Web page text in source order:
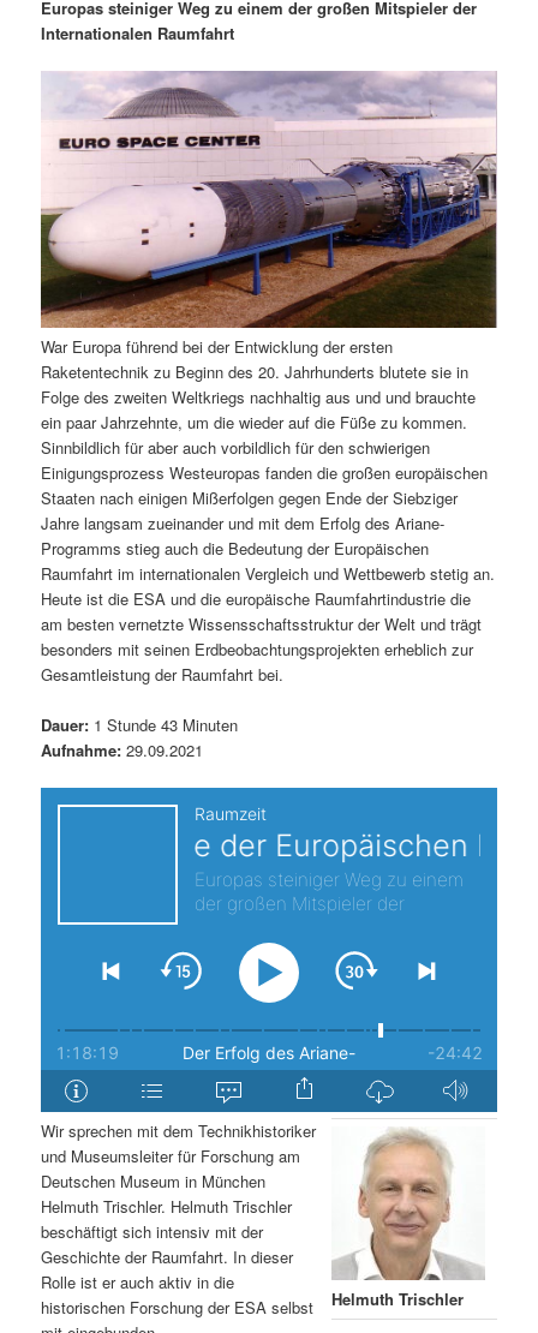
e
n
I
n
h
a
l
t
s
p
r
i
n
ä
r
e
n
I
n
h
a
l
t
s
p
g
n
n
a
o
n
Europas steiniger Weg zu einem der großen Mitspieler der
Internationalen Raumfahrt
War Europa führend bei der Entwicklung der ersten
Raketentechnik zu Beginn des 20. Jahrhunderts blutete sie in
Folge des zweiten Weltkriegs nachhaltig aus und und brauchte
ein paar Jahrzehnte, um die wieder auf die Füße zu kommen.
Sinnbildlich für aber auch vorbildlich für den schwierigen
Einigungsprozess Westeuropas fanden die großen europäischen
Staaten nach einigen Mißerfolgen gegen Ende der Siebziger
Jahre langsam zueinander und mit dem Erfolg des Ariane-
Programms stieg auch die Bedeutung der Europäischen
Raumfahrt im internationalen Vergleich und Wettbewerb stetig an.
Heute ist die ESA und die europäische Raumfahrtindustrie die
am besten vernetzte Wissensschaftsstruktur der Welt und trägt
besonders mit seinen Erdbeobachtungsprojekten erheblich zur
Gesamtleistung der Raumfahrt bei.
Dauer: 1 Stunde 43 Minuten
Aufnahme: 29.09.2021
Helmuth Trischler
Wir sprechen mit dem Technikhistoriker
und Museumsleiter für Forschung am
Deutschen Museum in München
Helmuth Trischler. Helmuth Trischler
beschäftigt sich intensiv mit der
Geschichte der Raumfahrt. In dieser
Rolle ist er auch aktiv in die
historischen Forschung der ESA selbst